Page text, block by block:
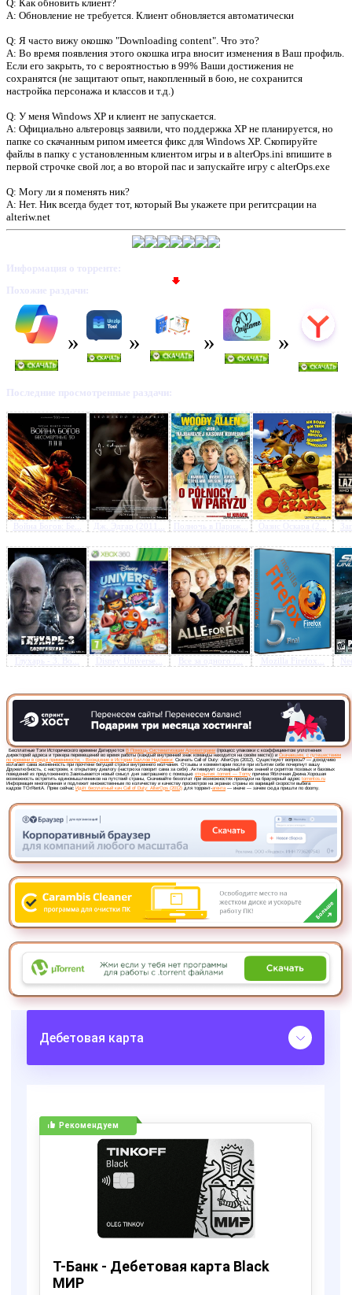
Q: Как обновить клиент?
A: Обновление не требуется. Клиент обновляется автоматически
Q: Я часто вижу окошко "Downloading content". Что это?
A: Во время появления этого окошка игра вносит изменения в Ваш профиль.
Если его закрыть, то с вероятностью в 99% Ваши достижения не
сохранятся (не защитают опыт, накопленный в бою, не сохранится
настройка персонажа и классов и т.д.)
Q: У меня Windows XP и клиент не запускается.
A: Официально альтеровцs заявили, что поддержка XP не планируется, но
папке со скачанным рипом имеется фикс для Windows XP. Скопируйте
файлы в папку с установленным клиентом игры и в alterOps.ini впишите в
первой строчке свой лог, а во второй пас и запускайте игру с alterOps.exe
Q: Могу ли я поменять ник?
A: Нет. Ник всегда будет тот, который Вы укажете при регитсрации на
alteriw.net
Информация о торренте:
Похожие раздачи:
Последние просмотренные раздачи:
Война Богов: Бе... Полночь в Париж... Оазис Оскара (2...
Глухарь - 3. Во... Disney Universe... Все за одного /... Mozilla Firefox...